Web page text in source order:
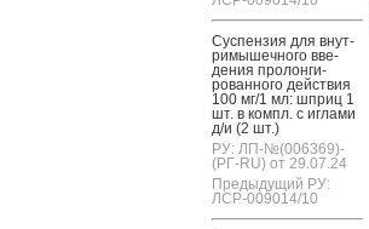
Сус­пензия для внут­
ри­мышеч­но­го вве­
дения про­лон­ги­
рован­но­го дей­ствия
100 мг/1 мл: шприц 1
шт. в компл. с иг­ла­ми
д/и (2 шт.)
РУ: ЛП-№(006369)-
(РГ-RU) от 29.07.24
Предыдущий РУ:
ЛСР-009014/10